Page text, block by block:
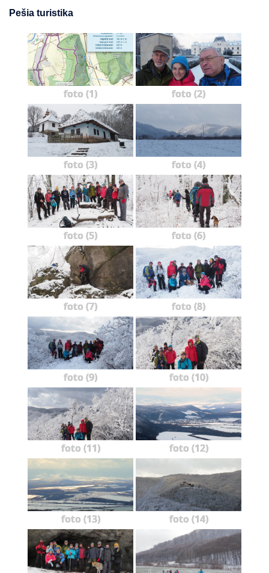
Pešia turistika
foto (1) foto (2)
foto (3) foto (4)
foto (5) foto (6)
foto (7) foto (8)
foto (9) foto (10)
foto (11) foto (12)
foto (13) foto (14)